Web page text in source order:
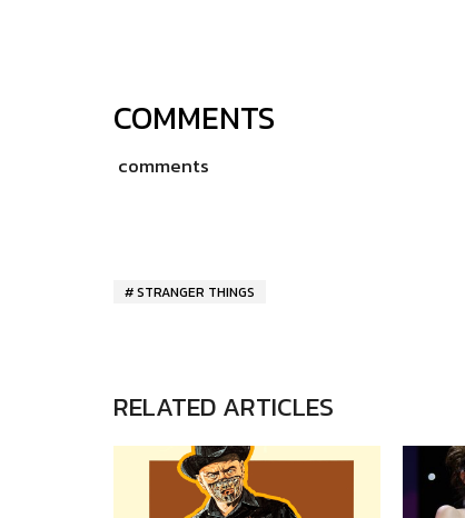
COMMENTS
comments
STRANGER THINGS
RELATED ARTICLES